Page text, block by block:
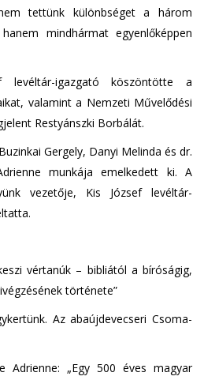
tettünk különbséget a három
mindhármat egyenlőképpen
igazgató köszöntötte a
valamint a Nemzeti Művelődési
Restyánszki Borbálát.
Gergely, Danyi Melinda és dr.
munkája emelkedett ki. A
vezetője, Kis József levéltár-
vértanúk – bibliától a bíróságig,
története”
Az abaújdevecseri Csoma-
Adrienne: „Egy 500 éves magyar